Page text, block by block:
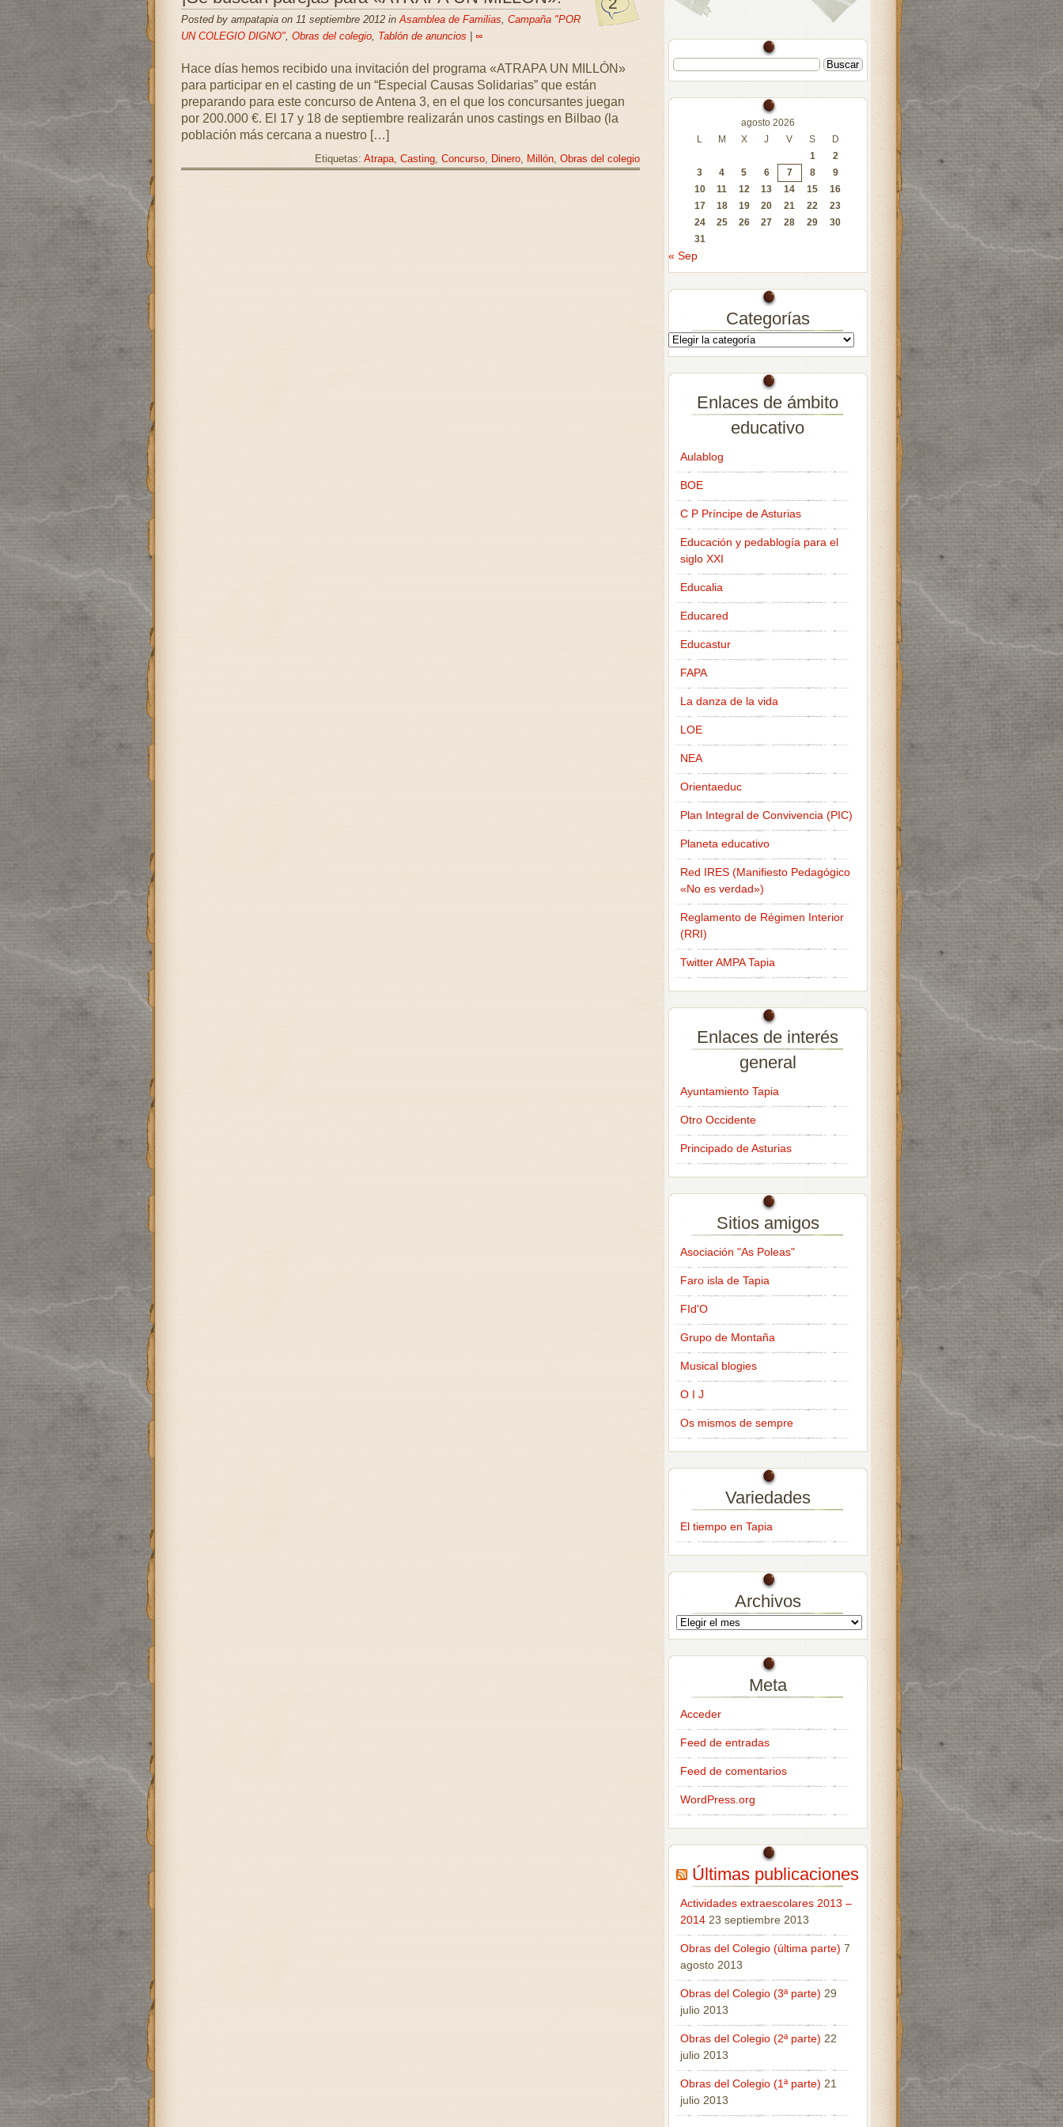
Posted by ampatapia on 11 septiembre 2012 inAsamblea de Familias, Campaña "POR
UN COLEGIO DIGNO", Obras del colegio, Tablón de anuncios ∞
Hace días hemos recibido una invitación del programa «ATRAPA UN MILLÓN»
para participar en el casting de un “Especial Causas Solidarias” que están
preparando para este concurso de Antena 3, en el que los concursantes juegan
por 200.000 €. El 17 y 18 de septiembre realizarán unos castings en Bilbao (la
población más cercana a nuestro […]
Etiquetas: Atrapa, Casting, Concurso, Dinero, Millón, Obras del colegio
agosto 2026
L
M X J V S
D
1
2
3
4 5 6 7 8
9
10
11 12 13 14 15
16
17
18 19 20 21 22
23
24
25 26 27 28 29
30
31
« Sep
Categorías
Enlaces de ámbito
educativo
Aulablog
BOE
C P Príncipe de Asturias
Educación y pedablogía para el
siglo XXI
Educalia
Educared
Educastur
FAPA
La danza de la vida
LOE
NEA
Orientaeduc
Plan Integral de Convivencia (PIC)
Planeta educativo
Red IRES (Manifiesto Pedagógico
«No es verdad»)
Reglamento de Régimen Interior
(RRI)
Twitter AMPA Tapia
Enlaces de interés
general
Ayuntamiento Tapia
Otro Occidente
Principado de Asturias
Sitios amigos
Asociación "As Poleas"
Faro isla de Tapia
FId'O
Grupo de Montaña
Musical blogies
O I J
Os mismos de sempre
Variedades
El tiempo en Tapia
Archivos
Meta
Acceder
Feed de entradas
Feed de comentarios
WordPress.org
Últimas publicaciones
Actividades extraescolares 2013 –
2014 23 septiembre 2013
Obras del Colegio (última parte) 7
agosto 2013
Obras del Colegio (3ª parte) 29
julio 2013
Obras del Colegio (2ª parte) 22
julio 2013
Obras del Colegio (1ª parte) 21
julio 2013